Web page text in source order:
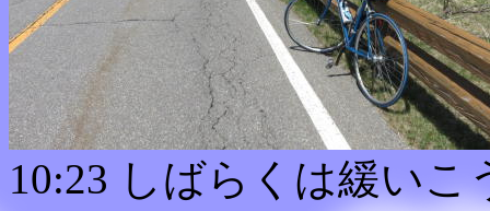
10:23 しばらくは緩いこ